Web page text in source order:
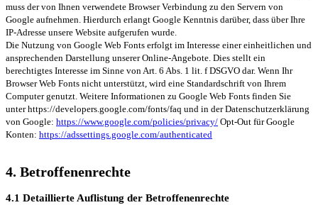
muss der von Ihnen verwendete Browser Verbindung zu den Servern von
Google aufnehmen. Hierdurch erlangt Google Kenntnis darüber, dass über Ihre
IP-Adresse unsere Website aufgerufen wurde.
Die Nutzung von Google Web Fonts erfolgt im Interesse einer einheitlichen und
ansprechenden Darstellung unserer Online-Angebote. Dies stellt ein
berechtigtes Interesse im Sinne von Art. 6 Abs. 1 lit. f DSGVO dar. Wenn Ihr
Browser Web Fonts nicht unterstützt, wird eine Standardschrift von Ihrem
Computer genutzt. Weitere Informationen zu Google Web Fonts finden Sie
unter https://developers.google.com/fonts/faq und in der Datenschutzerklärung
von Google: https://www.google.com/policies/privacy/ Opt-Out für Google
Konten: https://adssettings.google.com/authenticated
4. Betroffenenrechte
4.1 Detaillierte Auflistung der Betroffenenrechte